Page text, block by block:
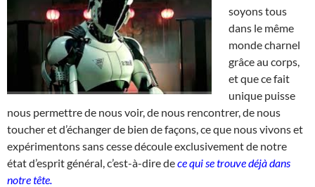
soyons tous
dans le même
monde charnel
grâce au corps,
et que ce fait
unique puisse
nous permettre de nous voir, de nous rencontrer, de nous
toucher et d’échanger de bien de façons, ce que nous vivons et
expérimentons sans cesse découle exclusivement de notre
état d’esprit général, c’est-à-dire dece qui se trouve déjà dans
notre tête.